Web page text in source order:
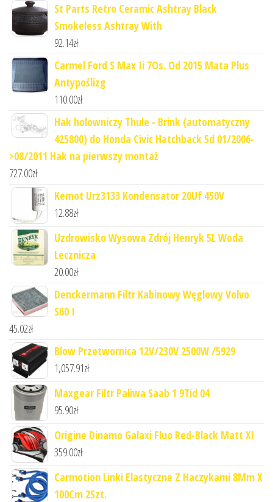
St Parts Retro Ceramic Ashtray Black
Smokeless Ashtray With
92.14zł
Carmel Ford S Max Ii 7Os. Od 2015 Mata Plus
Antypoślizg
110.00zł
Hak holowniczy Thule - Brink (automatyczny
425800) do Honda Civic Hatchback 5d 01/2006-
>08/2011 Hak na pierwszy montaż
727.00zł
Kemot Urz3133 Kondensator 20Uf 450V
12.88zł
Uzdrowisko Wysowa Zdrój Henryk 5L Woda
Lecznicza
20.00zł
Denckermann Filtr Kabinowy Węglowy Volvo
S60 I
45.02zł
Blow Przetwornica 12V/230V 2500W /5929
1,057.91zł
Maxgear Filtr Paliwa Saab 1 9Tid 04
95.90zł
Origine Dinamo Galaxi Fluo Red-Black Matt Xl
359.00zł
Carmotion Linki Elastyczne Z Haczykami 8Mm X
100Cm 2Szt.